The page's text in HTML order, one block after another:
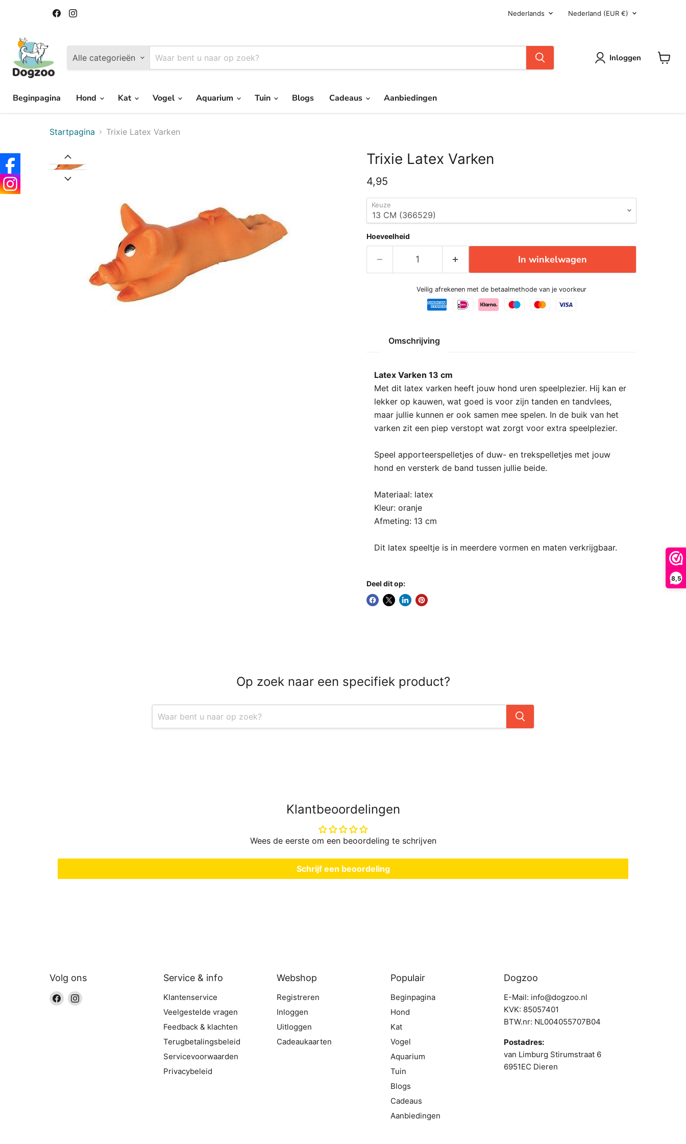
8,5
Vind
ons
Taal
Nederlands Land
Nederland (EUR €)
Alle categorieën
Inloggen
Beginpagina Hond Kat Vogel Aquarium Tuin Blogs Cadeaus Aanbiedingen
Startpagina Trixie Latex Varken
Trixie Latex Varken
Huidige prijs
4,95
Keuze
Hoeveelheid
In winkelwagen
Veilig afrekenen met de betaalmethode van je voorkeur
Omschrijving
Latex Varken 13 cm
Met dit latex varken heeft jouw hond uren speelplezier. Hij kan er
lekker op kauwen, wat goed is voor zijn tanden en tandvlees,
maar jullie kunnen er ook samen mee spelen. In de buik van het
varken zit een piep verstopt wat zorgt voor extra speelplezier.
Speel apporteerspelletjes of duw- en trekspelletjes met jouw
hond en versterk de band tussen jullie beide.
Materiaal: latex
Kleur: oranje
Afmeting: 13 cm
Dit latex speeltje is in meerdere vormen en maten verkrijgbaar.
Deel dit op:
Op zoek naar een specifiek product?
Klantbeoordelingen
Wees de eerste om een beoordeling te schrijven
Schrijf een beoordeling
Volg ons
Vind
ons
Vind
Service & info
Klantenservice
Veelgestelde vragen
Feedback & klachten
Terugbetalingsbeleid
Servicevoorwaarden
Privacybeleid
Webshop
Registreren
Inloggen
Uitloggen
Cadeaukaarten
Populair
Beginpagina
Hond
Kat
Vogel
Aquarium
Tuin
Blogs
Cadeaus
Aanbiedingen
Dogzoo
E-Mail: info@dogzoo.nl
KVK: 85057401
BTW.nr: NL004055707B04
Postadres:
van Limburg Stirumstraat 6
6951EC Dieren